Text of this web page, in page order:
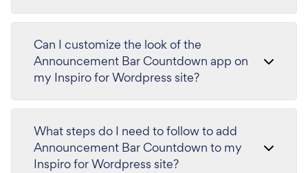
Can I customize the look of the
Announcement Bar Countdown app on
my Inspiro for Wordpress site?
What steps do I need to follow to add
Announcement Bar Countdown to my
Inspiro for Wordpress site?